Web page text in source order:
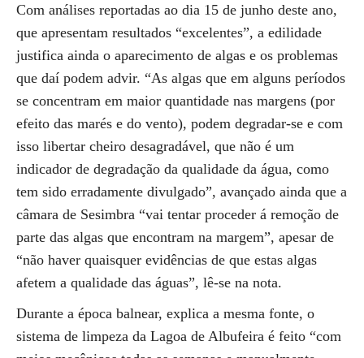
Com análises reportadas ao dia 15 de junho deste ano,
que apresentam resultados “excelentes”, a edilidade
justifica ainda o aparecimento de algas e os problemas
que daí podem advir. “As algas que em alguns períodos
se concentram em maior quantidade nas margens (por
efeito das marés e do vento), podem degradar-se e com
isso libertar cheiro desagradável, que não é um
indicador de degradação da qualidade da água, como
tem sido erradamente divulgado”, avançado ainda que a
câmara de Sesimbra “vai tentar proceder á remoção de
parte das algas que encontram na margem”, apesar de
“não haver quaisquer evidências de que estas algas
afetem a qualidade das águas”, lê-se na nota.
Durante a época balnear, explica a mesma fonte, o
sistema de limpeza da Lagoa de Albufeira é feito “com